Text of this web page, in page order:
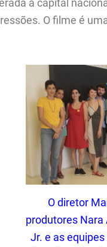
O filme é
O diretor
produtores Nara
Jr. e as